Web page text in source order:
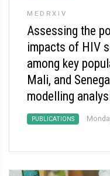
MEDRXIV
Assessing the
impacts of HIV
among key
Mali, and
modelling
PUBLICATIONS